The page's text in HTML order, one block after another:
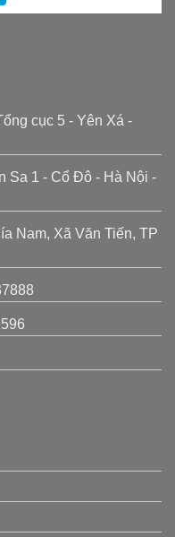
cục 5 - Yên Xá -
Sa 1 - Cổ Đô - Hà Nội -
Nam, Xã Văn Tiến, TP